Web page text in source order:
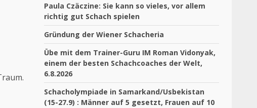
Paula Czäczine: Sie kann so vieles, vor allem
richtig gut Schach spielen
Gründung der Wiener Schacheria
Übe mit dem Trainer-Guru IM Roman Vidonyak,
einem der besten Schachcoaches der Welt,
6.8.2026
Schacholympiade in Samarkand/Usbekistan
(15-27.9) : Männer auf 5 gesetzt, Frauen auf 10